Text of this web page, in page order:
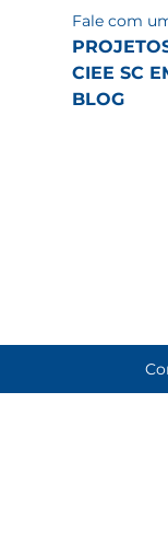
Fale com
CIEE SC
BLOG